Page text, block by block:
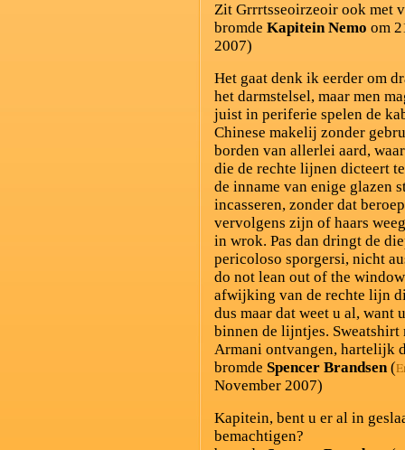
Zit Grrrtsseoirzeoir ook met
bromde Kapitein Nemo om
2007)
Het gaat denk ik eerder om
het darmstelsel, maar men
juist in periferie spelen de
Chinese makelij zonder
borden van allerlei aard,
die de rechte lijnen dicteert
de inname van enige glazen
incasseren, zonder dat
vervolgens zijn of haars
in wrok. Pas dan dringt de
pericoloso sporgersi, nicht
do not lean out of the
afwijking van de rechte lijn
dus maar dat weet u al,
binnen de lijntjes.
Armani ontvangen, hartelijk
bromde Spencer Brandsen(
November 2007)
Kapitein, bent u er al in
bemachtigen?